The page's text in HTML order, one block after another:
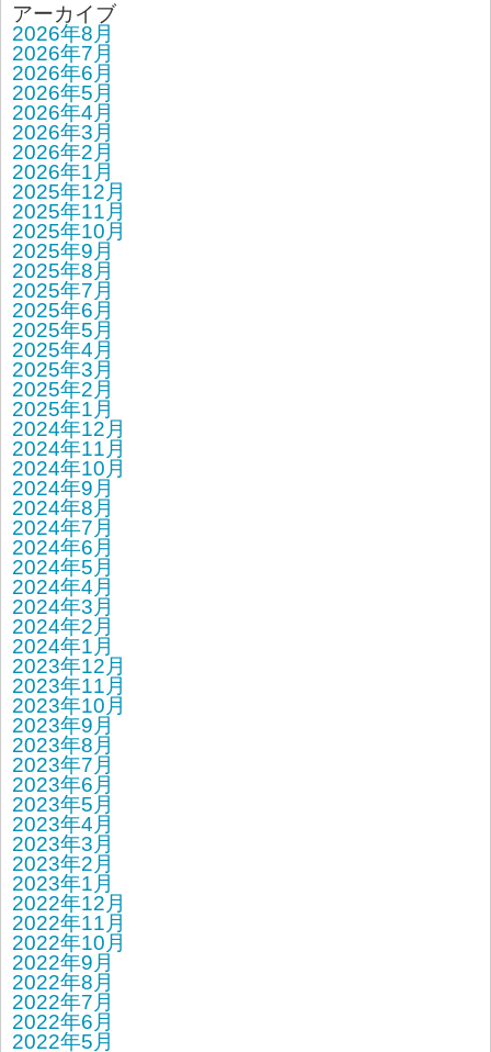
アーカイブ
2026年8月
2026年7月
2026年6月
2026年5月
2026年4月
2026年3月
2026年2月
2026年1月
2025年12月
2025年11月
2025年10月
2025年9月
2025年8月
2025年7月
2025年6月
2025年5月
2025年4月
2025年3月
2025年2月
2025年1月
2024年12月
2024年11月
2024年10月
2024年9月
2024年8月
2024年7月
2024年6月
2024年5月
2024年4月
2024年3月
2024年2月
2024年1月
2023年12月
2023年11月
2023年10月
2023年9月
2023年8月
2023年7月
2023年6月
2023年5月
2023年4月
2023年3月
2023年2月
2023年1月
2022年12月
2022年11月
2022年10月
2022年9月
2022年8月
2022年7月
2022年6月
2022年5月